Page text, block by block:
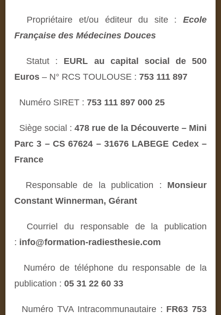
Propriétaire et/ou éditeur du site : Ecole
Française des Médecines Douces
Statut : EURL au capital social de 500
Euros – N° RCS TOULOUSE : 753 111 897
Numéro SIRET : 753 111 897 000 25
Siège social : 478 rue de la Découverte – Mini
Parc 3 – CS 67624 – 31676 LABEGE Cedex –
France
Responsable de la publication : Monsieur
Constant Winnerman, Gérant
Courriel du responsable de la publication
: info@formation-radiesthesie.com
Numéro de téléphone du responsable de la
publication : 05 31 22 60 33
Numéro TVA Intracommunautaire : FR63 753